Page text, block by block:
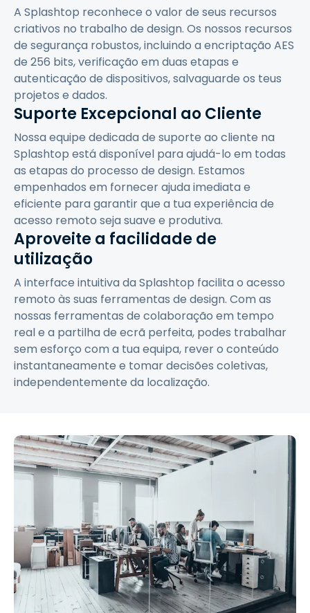
A Splashtop reconhece o valor de seus recursos
criativos no trabalho de design. Os nossos recursos
de segurança robustos, incluindo a encriptação AES
de 256 bits, verificação em duas etapas e
autenticação de dispositivos, salvaguarde os teus
projetos e dados.
Suporte Excepcional ao Cliente
Nossa equipe dedicada de suporte ao cliente na
Splashtop está disponível para ajudá-lo em todas
as etapas do processo de design. Estamos
empenhados em fornecer ajuda imediata e
eficiente para garantir que a tua experiência de
acesso remoto seja suave e produtiva.
Aproveite a facilidade de
utilização
A interface intuitiva da Splashtop facilita o acesso
remoto às suas ferramentas de design. Com as
nossas ferramentas de colaboração em tempo
real e a partilha de ecrã perfeita, podes trabalhar
sem esforço com a tua equipa, rever o conteúdo
instantaneamente e tomar decisões coletivas,
independentemente da localização.